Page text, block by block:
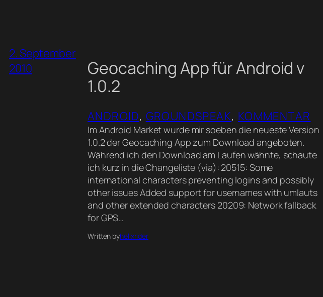
2. September
2010
Geocaching App für Android v
1.0.2
ANDROID, GROUNDSPEAK, KOMMENTAR
Im Android Market wurde mir soeben die neueste Version
1.0.2 der Geocaching App zum Download angeboten.
Während ich den Download am Laufen wähnte, schaute
ich kurz in die Changeliste (via): 20515: Some
international characters preventing logins and possibly
other issues Added support for usernames with umlauts
and other extended characters 20209: Network fallback
for GPS…
Written byhelixrider